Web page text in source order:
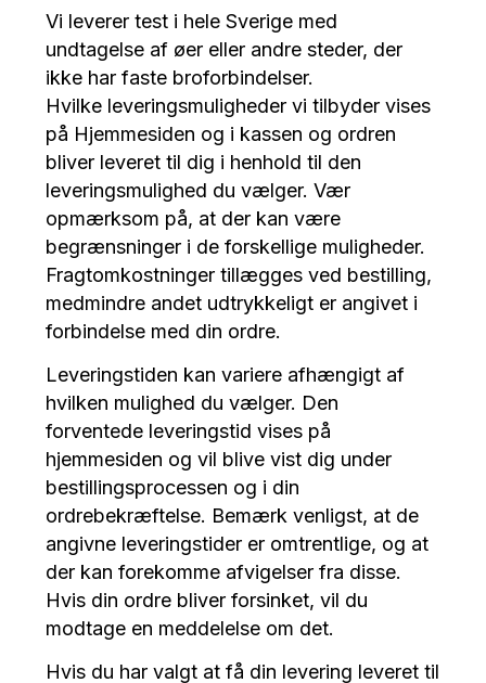
Vi leverer test i hele Sverige med
undtagelse af øer eller andre steder, der
ikke har faste broforbindelser.
Hvilke leveringsmuligheder vi tilbyder vises
på Hjemmesiden og i kassen og ordren
bliver leveret til dig i henhold til den
leveringsmulighed du vælger. Vær
opmærksom på, at der kan være
begrænsninger i de forskellige muligheder.
Fragtomkostninger tillægges ved bestilling,
medmindre andet udtrykkeligt er angivet i
forbindelse med din ordre.
Leveringstiden kan variere afhængigt af
hvilken mulighed du vælger. Den
forventede leveringstid vises på
hjemmesiden og vil blive vist dig under
bestillingsprocessen og i din
ordrebekræftelse. Bemærk venligst, at de
angivne leveringstider er omtrentlige, og at
der kan forekomme afvigelser fra disse.
Hvis din ordre bliver forsinket, vil du
modtage en meddelelse om det.
Hvis du har valgt at få din levering leveret til